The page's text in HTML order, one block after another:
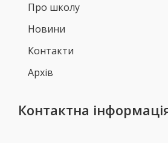
Про школу
Новини
Контакти
Архів
Контактна